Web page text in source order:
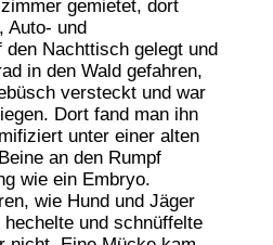
gemietet, dort
Auto- und
Nachttisch gelegt und
in den Wald gefahren,
versteckt und war
Dort fand man ihn
unter einer alten
an den Rumpf
wie ein Embryo.
wie Hund und Jäger
und schnüffelte